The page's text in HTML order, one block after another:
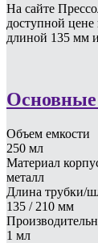
На сайте
доступной цене
длиной 135 мм
Основные
Объем емкости
250 мл
Материал
металл
Длина трубки/
135 / 210 мм
1 мл